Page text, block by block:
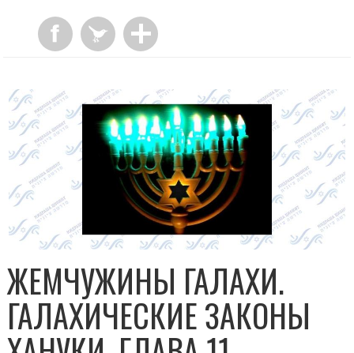
ЖЕМЧУЖИНЫ ГАЛАХИ.
ГАЛАХИЧЕСКИЕ ЗАКОНЫ